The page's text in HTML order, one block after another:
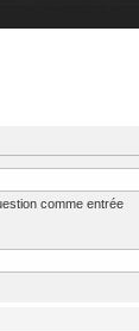
comme entrée